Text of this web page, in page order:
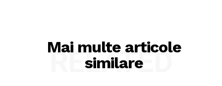
Mai multe articole
similare
RELATED